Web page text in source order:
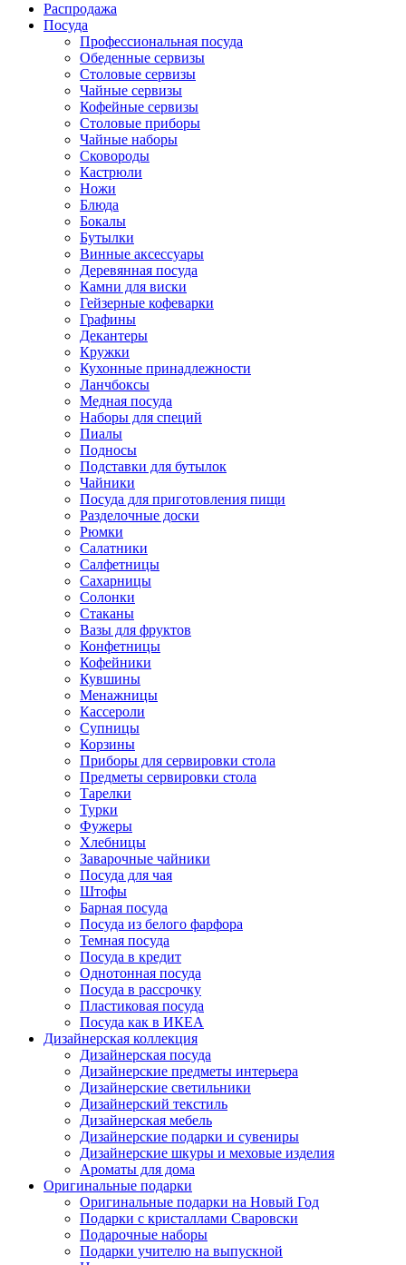
Распродажа
Посуда
Профессиональная посуда
Обеденные сервизы
Столовые сервизы
Чайные сервизы
Кофейные сервизы
Столовые приборы
Чайные наборы
Сковороды
Кастрюли
Ножи
Блюда
Бокалы
Бутылки
Винные аксессуары
Деревянная посуда
Камни для виски
Гейзерные кофеварки
Графины
Декантеры
Кружки
Кухонные принадлежности
Ланчбоксы
Медная посуда
Наборы для специй
Пиалы
Подносы
Подставки для бутылок
Чайники
Посуда для приготовления пищи
Разделочные доски
Рюмки
Салатники
Салфетницы
Сахарницы
Солонки
Стаканы
Вазы для фруктов
Конфетницы
Кофейники
Кувшины
Менажницы
Кассероли
Супницы
Корзины
Приборы для сервировки стола
Предметы сервировки стола
Тарелки
Турки
Фужеры
Хлебницы
Заварочные чайники
Посуда для чая
Штофы
Барная посуда
Посуда из белого фарфора
Темная посуда
Посуда в кредит
Однотонная посуда
Посуда в рассрочку
Пластиковая посуда
Посуда как в ИКЕА
Дизайнерская коллекция
Дизайнерская посуда
Дизайнерские предметы интерьера
Дизайнерские светильники
Дизайнерский текстиль
Дизайнерская мебель
Дизайнерские подарки и сувениры
Дизайнерские шкуры и меховые изделия
Ароматы для дома
Оригинальные подарки
Оригинальные подарки на Новый Год
Подарки с кристаллами Сваровски
Подарочные наборы
Подарки учителю на выпускной